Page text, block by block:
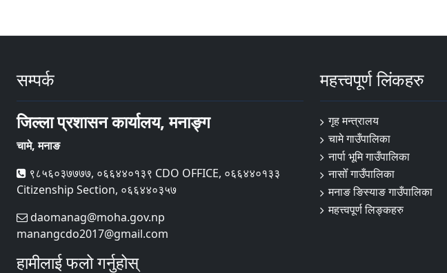
सम्पर्क
जिल्ला प्रशासन कार्यालय, मनाङ्ग
चामे, मनाङ
९८५६०३७७७७, ०६६४४०१३९ CDO OFFICE, ०६६४४०१३३
Citizenship Section, ०६६४४०३५७
daomanag@moha.gov.np
manangcdo2017@gmail.com
हामीलाई फलो गर्नुहोस्
महत्त्वपूर्ण लिंकहरु
गृह मन्त्रालय
चामे गाउँपालिका
नार्पा ‍भूमि गाउँपालिका
नासोँ गाउँपालिका
मनाङ ङिस्याङ गाउँपालिका
महत्त्वपूर्ण लिङ्कहरु